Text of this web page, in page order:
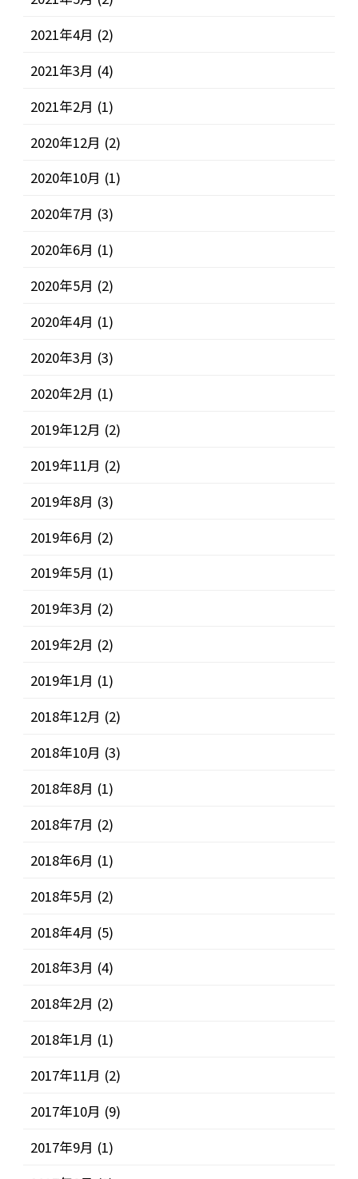
2021年4月 (2)
2021年3月 (4)
2021年2月 (1)
2020年12月 (2)
2020年10月 (1)
2020年7月 (3)
2020年6月 (1)
2020年5月 (2)
2020年4月 (1)
2020年3月 (3)
2020年2月 (1)
2019年12月 (2)
2019年11月 (2)
2019年8月 (3)
2019年6月 (2)
2019年5月 (1)
2019年3月 (2)
2019年2月 (2)
2019年1月 (1)
2018年12月 (2)
2018年10月 (3)
2018年8月 (1)
2018年7月 (2)
2018年6月 (1)
2018年5月 (2)
2018年4月 (5)
2018年3月 (4)
2018年2月 (2)
2018年1月 (1)
2017年11月 (2)
2017年10月 (9)
2017年9月 (1)